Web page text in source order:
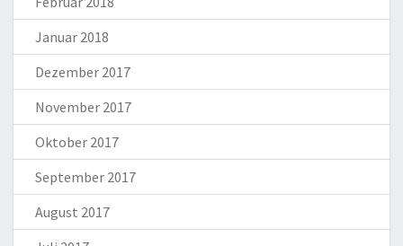
Januar 2018
Dezember 2017
November 2017
Oktober 2017
September 2017
August 2017